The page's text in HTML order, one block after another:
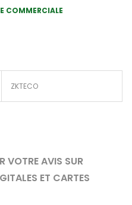
COMMERCIALE
ZKTECO
VOTRE AVIS SUR
ET CARTES